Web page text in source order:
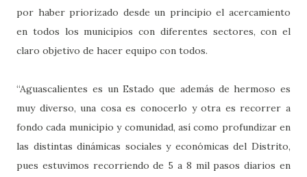
por haber priorizado desde un principio el acercamiento
en todos los municipios con diferentes sectores, con el
claro objetivo de hacer equipo con todos.
“Aguascalientes es un Estado que además de hermoso es
muy diverso, una cosa es conocerlo y otra es recorrer a
fondo cada municipio y comunidad, así como profundizar en
las distintas dinámicas sociales y económicas del Distrito,
pues estuvimos recorriendo de 5 a 8 mil pasos diarios en